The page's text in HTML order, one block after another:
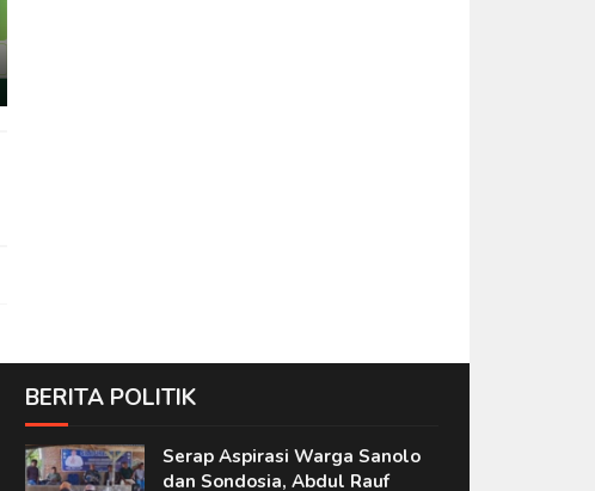
BERITA POLITIK
Serap Aspirasi Warga Sanolo
dan Sondosia, Abdul Rauf